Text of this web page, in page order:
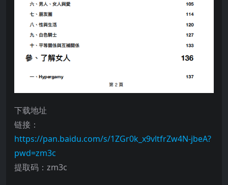
下载地址
链接：
https://pan.baidu.com/s/1ZGr0k_x9vltfrZw4N-jbeA?
pwd=zm3c
提取码：zm3c